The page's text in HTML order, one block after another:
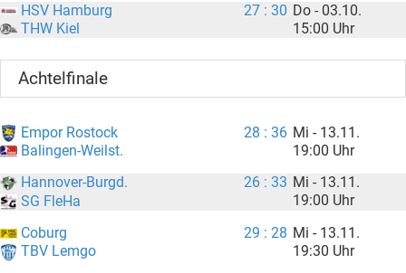
HSV Hamburg
THW Kiel
27 : 30 Do - 03.10.
15:00 Uhr
Achtelfinale
Empor Rostock
Balingen-Weilst.
28 : 36 Mi - 13.11.
19:00 Uhr
Hannover-Burgd.
SG FleHa
26 : 33 Mi - 13.11.
19:00 Uhr
Coburg
TBV Lemgo
29 : 28 Mi - 13.11.
19:30 Uhr